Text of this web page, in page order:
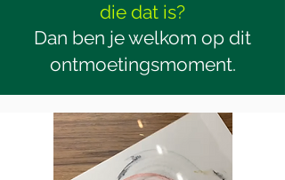
die dat is?
Dan ben je welkom op dit
ontmoetingsmoment.